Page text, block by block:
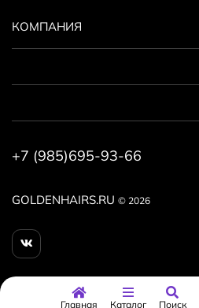
GOLDENHAIRS.RU © 2026
КОМПАНИЯ
+7 (985)695-93-66
Главная Каталог Поиск